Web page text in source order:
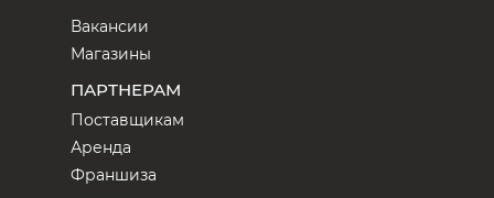
Вакансии
Магазины
ПАРТНЕРАМ
Поставщикам
Аренда
Франшиза